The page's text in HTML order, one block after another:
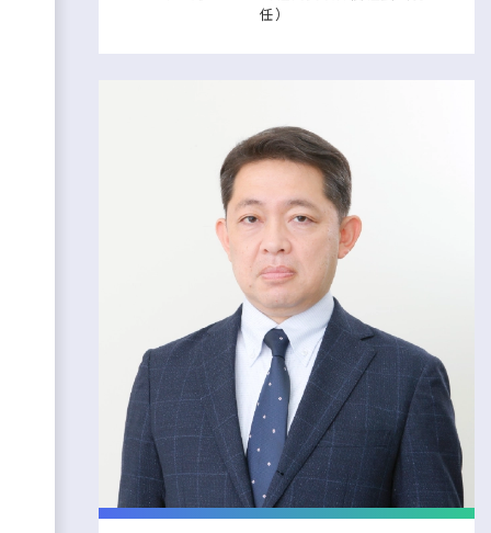
任）